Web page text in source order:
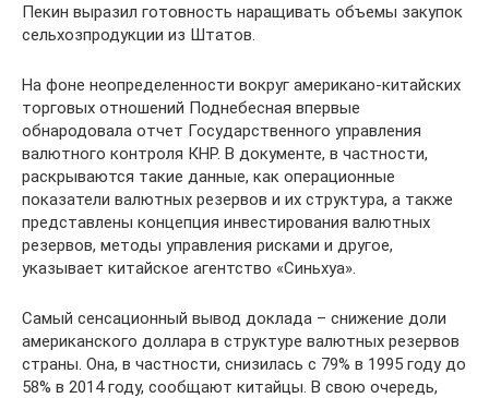
Пекин выразил готовность наращивать объемы закупок
сельхозпродукции из Штатов.
На фоне неопределенности вокруг американо-китайских
торговых отношений Поднебесная впервые
обнародовала отчет Государственного управления
валютного контроля КНР. В документе, в частности,
раскрываются такие данные, как операционные
показатели валютных резервов и их структура, а также
представлены концепция инвестирования валютных
резервов, методы управления рисками и другое,
указывает китайское агентство «Синьхуа».
Самый сенсационный вывод доклада – снижение доли
американского доллара в структуре валютных резервов
страны. Она, в частности, снизилась с 79% в 1995 году до
58% в 2014 году, сообщают китайцы. В свою очередь,